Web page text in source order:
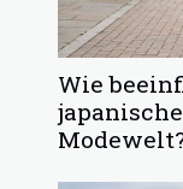
Wie